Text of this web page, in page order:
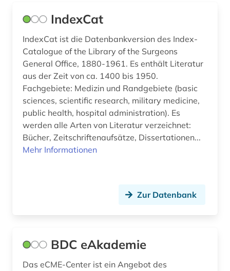
patent (1)
pathophysiologie (1)
patienteninformation (1)
pflege (7)
pflegepraxis (2)
pflegewissenschaft (3)
pharmakologie (5)
philosophie (2)
IndexCat
IndexCat ist die Datenbankversion des Index-
Catalogue of the Library of the Surgeons
General Office, 1880-1961. Es enthält Literatur
aus der Zeit von ca. 1400 bis 1950.
Fachgebiete: Medizin und Randgebiete (basic
sciences, scientific research, military medicine,
public health, hospital administration). Es
werden alle Arten von Literatur verzeichnet:
Bücher, Zeitschriftenaufsätze, Dissertationen...
Mehr Informationen
Zur Datenbank
BDC eAkademie
Das eCME-Center ist ein Angebot des